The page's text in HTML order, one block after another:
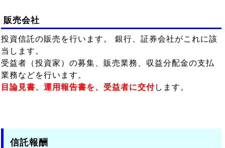
販売会社
投資信託の販売を行います。 銀行、証券会社がこれに該
当します。
受益者（投資家）の募集、販売業務、収益分配金の支払
業務などを行います。
目論見書、運用報告書を、受益者に交付します。
信託報酬